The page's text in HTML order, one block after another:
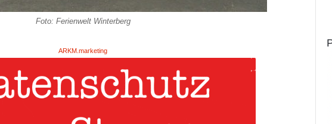
Foto: Ferienwelt Winterberg
ARKM.marketing